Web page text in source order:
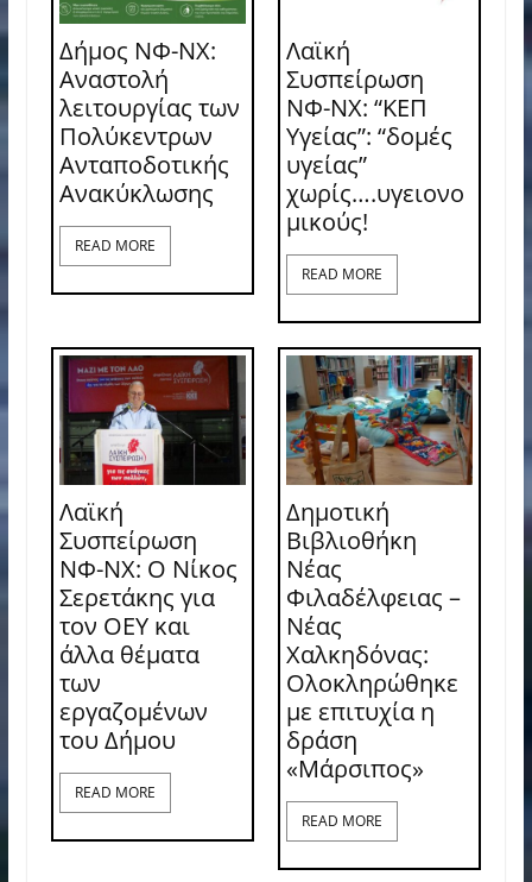
Δήμος ΝΦ-ΝΧ:
Αναστολή
λειτουργίας των
Πολύκεντρων
Ανταποδοτικής
Ανακύκλωσης
READ MORE
Λαϊκή
Συσπείρωση
ΝΦ-ΝΧ: “ΚΕΠ
Υγείας”: “δομές
υγείας”
χωρίς….υγειονο
μικούς!
READ MORE
Λαϊκή
Συσπείρωση
ΝΦ-ΝΧ: O Νίκος
Σερετάκης για
τον ΟΕΥ και
άλλα θέματα
των
εργαζομένων
του Δήμου
READ MORE
Δημοτική
Βιβλιοθήκη
Νέας
Φιλαδέλφειας –
Νέας
Χαλκηδόνας:
Ολοκληρώθηκε
με επιτυχία η
δράση
«Μάρσιπος»
READ MORE